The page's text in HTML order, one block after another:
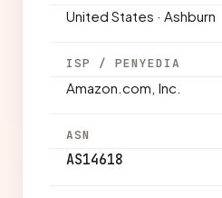
United States · Ashburn
ISP / PENYEDIA
Amazon.com, Inc.
ASN
AS14618